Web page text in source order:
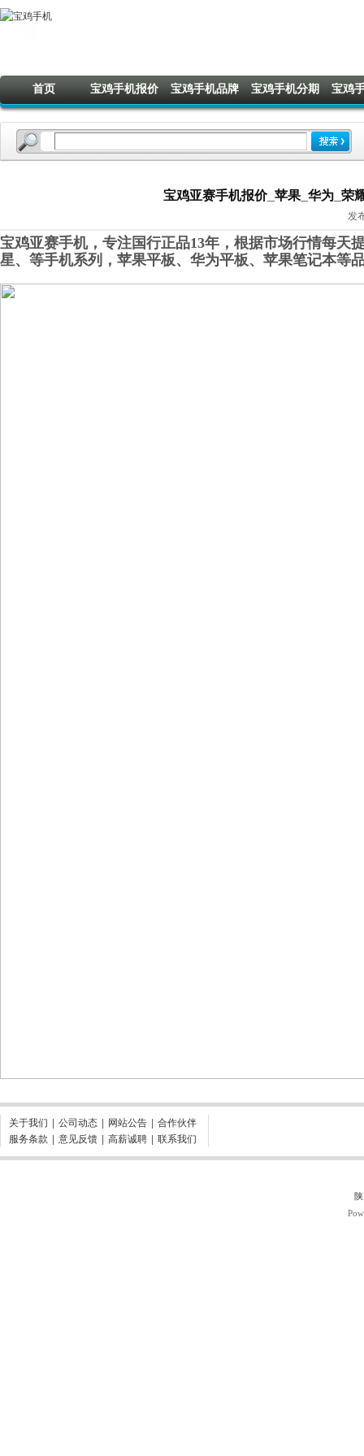
首页 宝鸡手机报价 宝鸡手机品牌 宝鸡手机分期 宝鸡
宝鸡亚赛手机报价_苹果_华为_荣
发
宝鸡亚赛手机，专注国行正品13年，根据市场行情每天
星、 等手机系列，苹果平板、华为平板、 苹果笔记本等
关于我们 公司动态 网站公告
合作伙伴
服务条款
意见反馈 高薪诚聘 联系我们